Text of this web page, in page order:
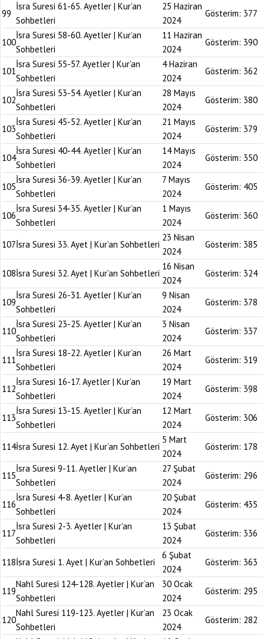
99
İsra Suresi 61-65. Ayetler | Kur’an
Sohbetleri
25 Haziran
2024
Gösterim: 377
100
İsra Suresi 58-60. Ayetler | Kur’an
Sohbetleri
11 Haziran
2024
Gösterim: 390
101
İsra Suresi 55-57. Ayetler | Kur’an
Sohbetleri
4 Haziran
2024
Gösterim: 362
102
İsra Suresi 53-54. Ayetler | Kur’an
Sohbetleri
28 Mayıs
2024
Gösterim: 380
103
İsra Suresi 45-52. Ayetler | Kur’an
Sohbetleri
21 Mayıs
2024
Gösterim: 379
104
İsra Suresi 40-44. Ayetler | Kur’an
Sohbetleri
14 Mayıs
2024
Gösterim: 350
105
İsra Suresi 36-39. Ayetler | Kur’an
Sohbetleri
7 Mayıs
2024
Gösterim: 405
106
İsra Suresi 34-35. Ayetler | Kur’an
Sohbetleri
1 Mayıs
2024
Gösterim: 360
107İsra Suresi 33. Ayet | Kur’an Sohbetleri
23 Nisan
2024
Gösterim: 385
108İsra Suresi 32. Ayet | Kur’an Sohbetleri
16 Nisan
2024
Gösterim: 324
109
İsra Suresi 26-31. Ayetler | Kur’an
Sohbetleri
9 Nisan
2024
Gösterim: 378
110
İsra Suresi 23-25. Ayetler | Kur’an
Sohbetleri
3 Nisan
2024
Gösterim: 337
111
İsra Suresi 18-22. Ayetler | Kur’an
Sohbetleri
26 Mart
2024
Gösterim: 319
112
İsra Suresi 16-17. Ayetler | Kur’an
Sohbetleri
19 Mart
2024
Gösterim: 398
113
İsra Suresi 13-15. Ayetler | Kur’an
Sohbetleri
12 Mart
2024
Gösterim: 306
114İsra Suresi 12. Ayet | Kur’an Sohbetleri
5 Mart
2024
Gösterim: 178
115
İsra Suresi 9-11. Ayetler | Kur’an
Sohbetleri
27 Şubat
2024
Gösterim: 296
116
İsra Suresi 4-8. Ayetler | Kur’an
Sohbetleri
20 Şubat
2024
Gösterim: 435
117
İsra Suresi 2-3. Ayetler | Kur’an
Sohbetleri
13 Şubat
2024
Gösterim: 336
118İsra Suresi 1. Ayet | Kur’an Sohbetleri
6 Şubat
2024
Gösterim: 363
119
Nahl Suresi 124-128. Ayetler | Kur’an
Sohbetleri
30 Ocak
2024
Gösterim: 295
120
Nahl Suresi 119-123. Ayetler | Kur’an
Sohbetleri
23 Ocak
2024
Gösterim: 282